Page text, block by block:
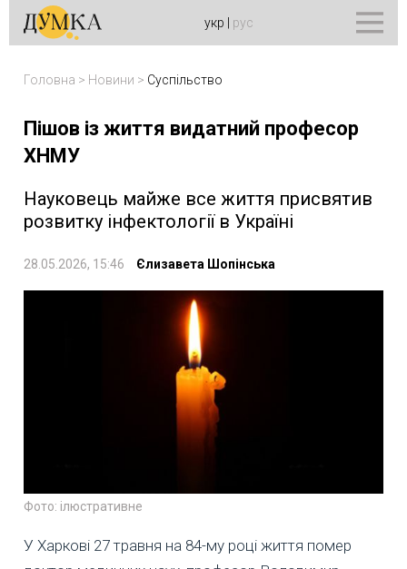
укр рус
Головна > Новини > Суспільство
Пішов із життя видатний професор
ХНМУ
Науковець майже все життя присвятив
розвитку інфектології в Україні
28.05.2026, 15:46 Єлизавета Шопінська
Фото: ілюстративне
У Харкові 27 травня на 84-му році життя помер